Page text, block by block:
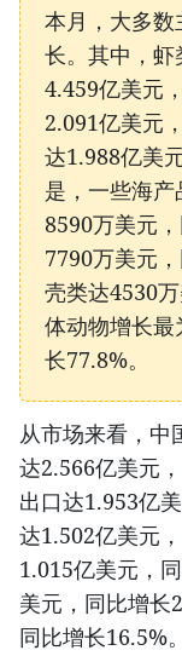
本月，大多
长。其中，
4.459亿美元
2.091亿美元
达1.988亿美
是，一些海
8590万美元
7790万美元
壳类达4530
体动物增长
长77.8%。
从市场来看，中
达2.566亿美元
出口达1.953亿
达1.502亿美元
1.015亿美元，
美元，同比增长
同比增长16.5%。